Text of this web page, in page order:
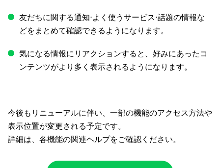
友だちに関する通知⋅よく使うサービス⋅話題の情報な
どをまとめて確認できるようになります。
気になる情報にリアクションすると、好みにあったコ
ンテンツがより多く表示されるようになります。
今後もリニューアルに伴い、一部の機能のアクセス方法や
表示位置が変更される予定です。
詳細は、各機能の関連ヘルプをご確認ください。